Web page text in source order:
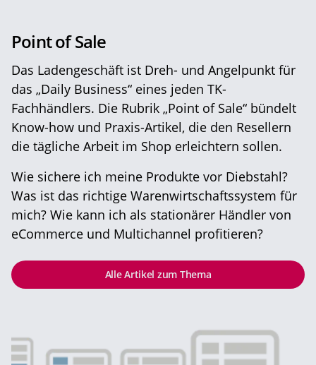
Point of Sale
Das Ladengeschäft ist Dreh- und Angelpunkt für
das „Daily Business“ eines jeden TK-
Fachhändlers. Die Rubrik „Point of Sale“ bündelt
Know-how und Praxis-Artikel, die den Resellern
die tägliche Arbeit im Shop erleichtern sollen.
Wie sichere ich meine Produkte vor Diebstahl?
Was ist das richtige Warenwirtschaftssystem für
mich? Wie kann ich als stationärer Händler von
eCommerce und Multichannel profitieren?
Alle Artikel zum Thema